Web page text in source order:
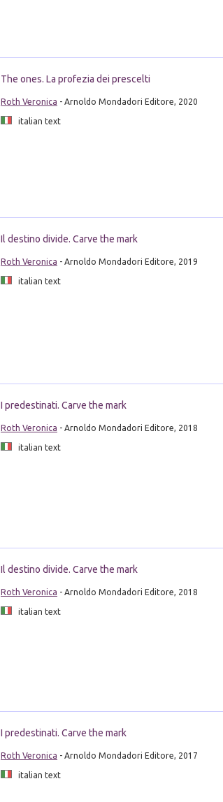
The ones. La profezia dei prescelti
Roth Veronica - Arnoldo Mondadori Editore, 2020
italian text
Il destino divide. Carve the mark
Roth Veronica - Arnoldo Mondadori Editore, 2019
italian text
I predestinati. Carve the mark
Roth Veronica - Arnoldo Mondadori Editore, 2018
italian text
Il destino divide. Carve the mark
Roth Veronica - Arnoldo Mondadori Editore, 2018
italian text
I predestinati. Carve the mark
Roth Veronica - Arnoldo Mondadori Editore, 2017
italian text